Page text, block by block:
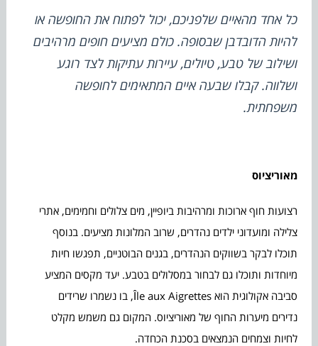
כל אחד מהאיים שלפניכם, יכול לפתוח את החופשה או
להיות הדובדבן שבסופה. כולם מציעים חופים מרהיבים
ושילוב של טבע, טיולים, עיירות עתיקות לצד רוגע
ושלווה. קבלו שבעה איים המתאימים לחופשה
משפחתית.
מאוריציוס
רצועות חוף ארוכות ומרהיבות ביופיין, מים צלולים וחמימים, אתרי
צלילה ומועדוני ילדים נהדרים, שרוב המלונות מציעים. בנוסף
תוכלו לבקר בשווקים הנהדרים, בגנים הבוטניים, תפגשו חיות
מיוחדות ותוכלו גם לבחור במסלולים בטבע. יעד מקסים המציע
סביבה אקולוגית הוא Île aux Aigrettes, בו נשמרו שרידים
נדירים מיערות החוף של מאוריציוס. המקום גם משמש מקלט
לחיות וצמחים הנמצאים בסכנת הכחדה.